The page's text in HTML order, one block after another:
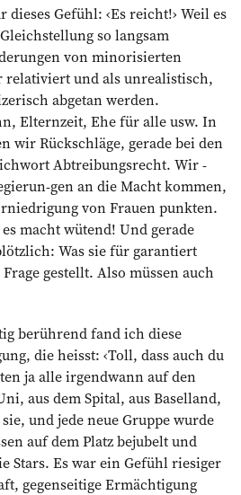
dieses Gefühl: ‹Es reicht!› Weil es
so langsam
von minorisierten
relativiert und als unrealistisch,
abgetan werden.
Elternzeit, Ehe für alle usw. In
wir Rückschläge, gerade bei den
Abtreibungsrecht. Wir
gen an die Macht kommen,
von Frauen punkten.
macht ­wütend! Und gerade
Was sie für garantiert
gestellt. Also müssen auch
berührend fand ich diese
die heisst: ‹Toll, dass auch du
ja alle irgendwann auf den
aus dem Spital, aus Baselland,
und jede neue Gruppe wurde
auf dem Platz bejubelt und
Stars. Es war ein Gefühl riesiger
gegenseitige Ermächtigung